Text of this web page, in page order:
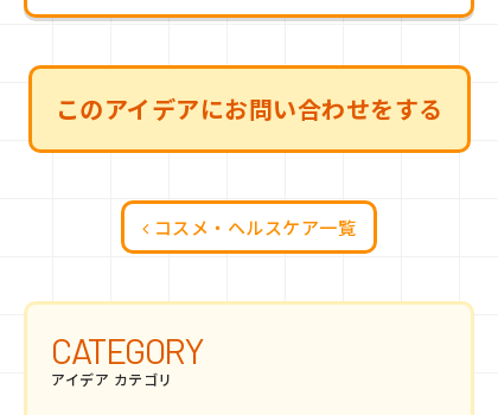
このアイデアにお問い合わせをする
コスメ・ヘルスケア一覧
CATEGORY
アイデア カテゴリ